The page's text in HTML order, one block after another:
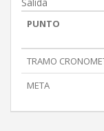
Salida
PUNTO
TRAMO
META